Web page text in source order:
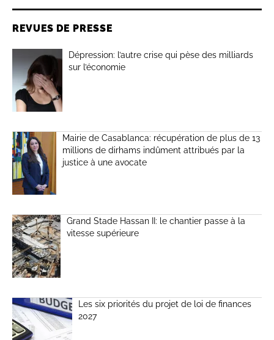
REVUES DE PRESSE
Dépression: l’autre crise qui pèse des milliards
sur l’économie
Mairie de Casablanca: récupération de plus de 13
millions de dirhams indûment attribués par la
justice à une avocate
Grand Stade Hassan II: le chantier passe à la
vitesse supérieure
Les six priorités du projet de loi de finances
2027